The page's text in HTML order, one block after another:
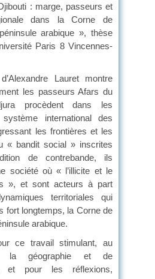
: marge, passeurs et
dans la Corne de
arabique », thèse
Paris 8 Vincennes-
Lauret montre
les passeurs Afars du
procèdent dans les
international des
les frontières et les
« bandit social » inscrites
de contrebande, ils
société où « l’illicite et le
», et sont acteurs à part
territoriales qui
fort longtemps, la Corne de
arabique.
ce travail stimulant, au
la géographie et de
et pour les réflexions,